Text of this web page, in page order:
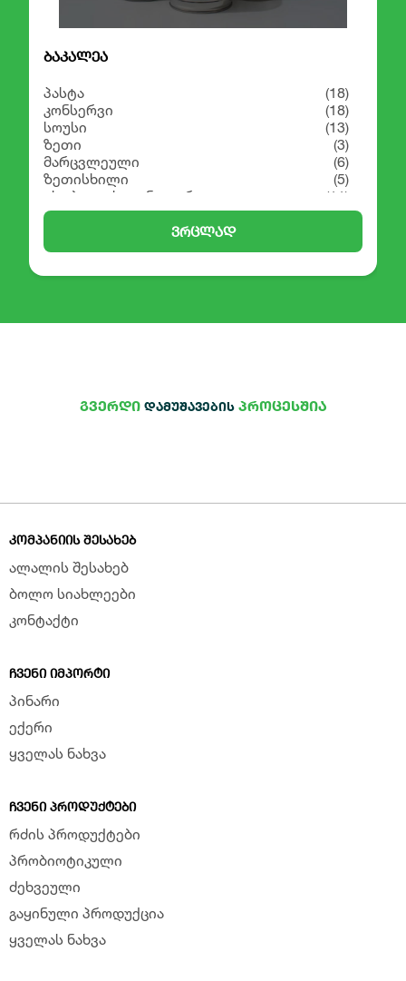
ბაკალეა
პასტა
(18)
კონსერვი
(18)
სოუსი
(13)
ზეთი
(3)
მარცვლეული
(6)
ზეთისხილი
(5)
ცხობა და საკონდიტრო
(11)
სუპები და სანელებლები
(25)
ტაჰინი და ბეთმეზი
ვრცლად
გვერდი დამუშავების პროცესშია
ᲙᲝᲛᲞᲐᲜᲘᲘᲡ ᲨᲔᲡᲐᲮᲔᲑ
ალალის შესახებ
ბოლო სიახლეები
კონტაქტი
ᲩᲕᲔᲜᲘ ᲘᲛᲞᲝᲠᲢᲘ
პინარი
ექერი
ყველას ნახვა
ᲩᲕᲔᲜᲘ ᲞᲠᲝᲓᲣᲥᲢᲔᲑᲘ
რძის პროდუქტები
პრობიოტიკული
ძეხვეული
გაყინული პროდუქცია
ყველას ნახვა